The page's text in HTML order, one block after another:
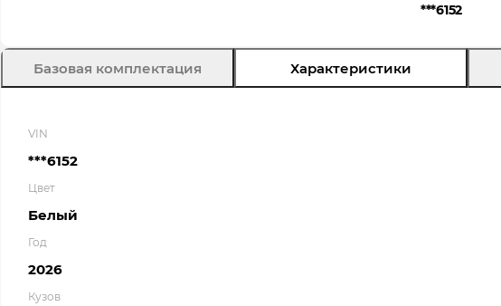
***6152
Базовая комплектация Характеристики
VIN
***6152
Цвет
Белый
Год
2026
Кузов